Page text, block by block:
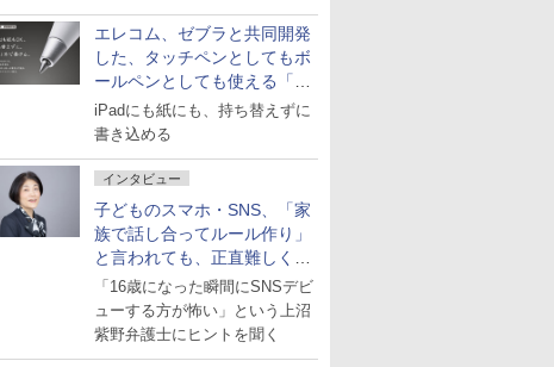
エレコム、ゼブラと共同開発
した、タッチペンとしてもボ
ールペンとしても使える「ス
タイラスツーウェイ」発売
iPadにも紙にも、持ち替えずに
書き込める
インタビュー
子どものスマホ・SNS、「家
族で話し合ってルール作り」
と言われても、正直難しくな
いですか？
「16歳になった瞬間にSNSデビ
ューする方が怖い」という上沼
紫野弁護士にヒントを聞く